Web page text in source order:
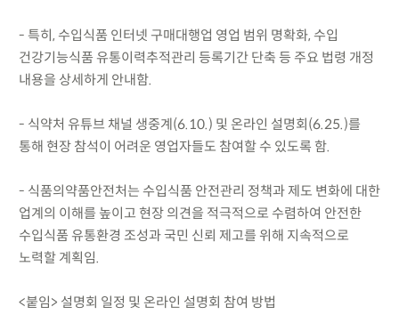
- 특히, 수입식품 인터넷 구매대행업 영업 범위 명확화, 수입
건강기능식품 유통이력추적관리 등록기간 단축 등 주요 법령 개정
내용을 상세하게 안내함.
- 식약처 유튜브 채널 생중계(6.10.) 및 온라인 설명회(6.25.)를
통해 현장 참석이 어려운 영업자들도 참여할 수 있도록 함.
- 식품의약품안전처는 수입식품 안전관리 정책과 제도 변화에 대한
업계의 이해를 높이고 현장 의견을 적극적으로 수렴하여 안전한
수입식품 유통환경 조성과 국민 신뢰 제고를 위해 지속적으로
노력할 계획임.
<붙임> 설명회 일정 및 온라인 설명회 참여 방법